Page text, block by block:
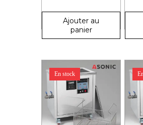
Ajouter au
panier
En stock